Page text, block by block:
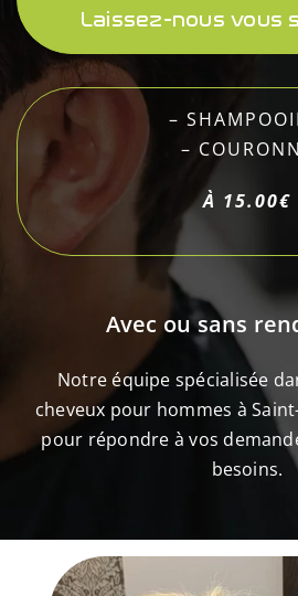
Avec ou sans
Notre équipe spécialisée
cheveux pour hommes à
pour répondre à vos
besoins.
Laissez-nous vous
–
–
À 15.00€